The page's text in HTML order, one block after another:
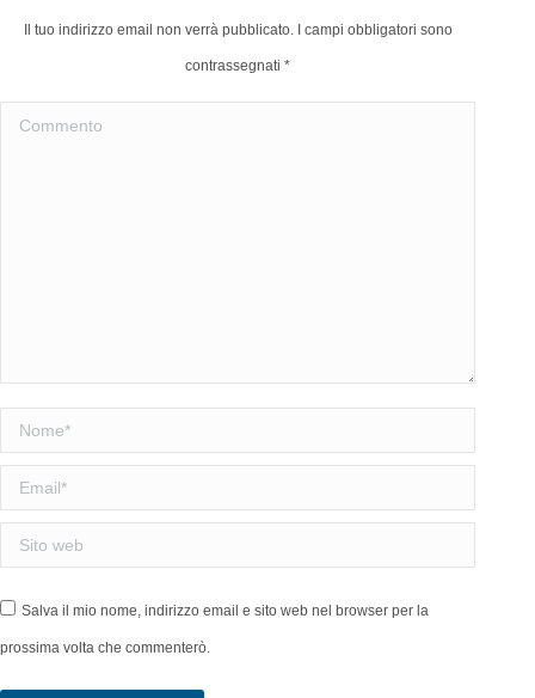
Il tuo indirizzo email non verrà pubblicato. I campi obbligatori sono
contrassegnati *
Commento
Nome *
Email *
Sito web
Salva il mio nome, indirizzo email e sito web nel browser per la
prossima volta che commenterò.